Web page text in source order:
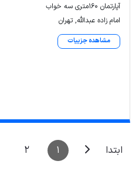
آپارتمان ۱۶۰متری سه خواب
امام زاده عبدالله, تهران
مشاهده جزییات
ابتدا 1
2